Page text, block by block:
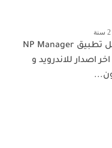
تحميل تطبيق NP Manager
اصدار للاندرويد و